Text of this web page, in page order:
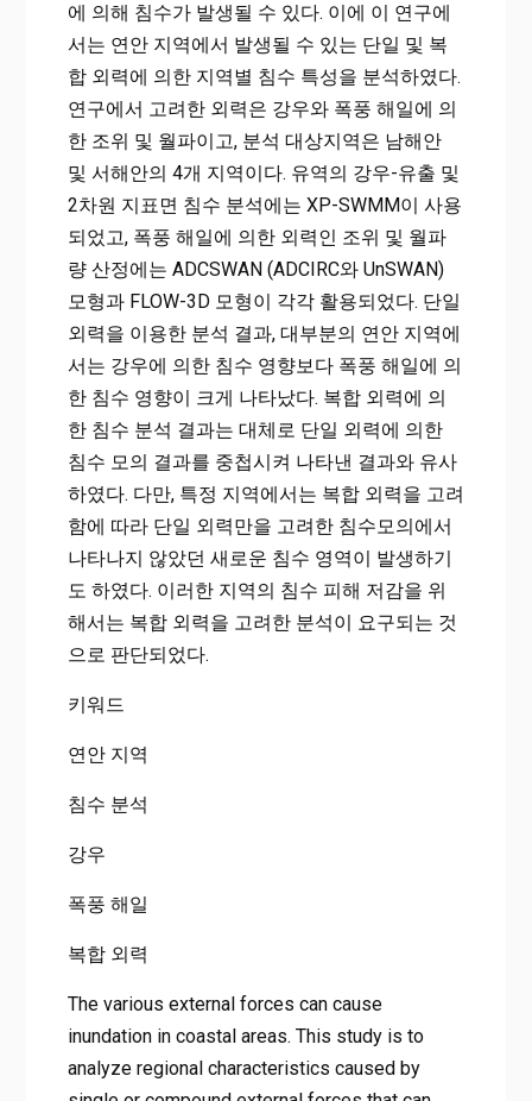
에 의해 침수가 발생될 수 있다. 이에 이 연구에
서는 연안 지역에서 발생될 수 있는 단일 및 복
합 외력에 의한 지역별 침수 특성을 분석하였다.
연구에서 고려한 외력은 강우와 폭풍 해일에 의
한 조위 및 월파이고, 분석 대상지역은 남해안
및 서해안의 4개 지역이다. 유역의 강우-유출 및
2차원 지표면 침수 분석에는 XP-SWMM이 사용
되었고, 폭풍 해일에 의한 외력인 조위 및 월파
량 산정에는 ADCSWAN (ADCIRC와 UnSWAN)
모형과 FLOW-3D 모형이 각각 활용되었다. 단일
외력을 이용한 분석 결과, 대부분의 연안 지역에
서는 강우에 의한 침수 영향보다 폭풍 해일에 의
한 침수 영향이 크게 나타났다. 복합 외력에 의
한 침수 분석 결과는 대체로 단일 외력에 의한
침수 모의 결과를 중첩시켜 나타낸 결과와 유사
하였다. 다만, 특정 지역에서는 복합 외력을 고려
함에 따라 단일 외력만을 고려한 침수모의에서
나타나지 않았던 새로운 침수 영역이 발생하기
도 하였다. 이러한 지역의 침수 피해 저감을 위
해서는 복합 외력을 고려한 분석이 요구되는 것
으로 판단되었다.
키워드
연안 지역
침수 분석
강우
폭풍 해일
복합 외력
The various external forces can cause
inundation in coastal areas. This study is to
analyze regional characteristics caused by